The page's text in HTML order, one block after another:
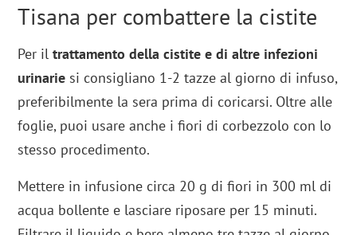
Tisana per combattere la cistite
Per il trattamento della cistite e di altre infezioni
urinarie si consigliano 1-2 tazze al giorno di infuso,
preferibilmente la sera prima di coricarsi. Oltre alle
foglie, puoi usare anche i fiori di corbezzolo con lo
stesso procedimento.
Mettere in infusione circa 20 g di fiori in 300 ml di
acqua bollente e lasciare riposare per 15 minuti.